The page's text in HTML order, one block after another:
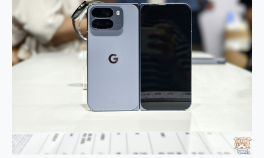
超驚艷 讓人一眼就愛上 LENOVO 聯想 Yoga Book 9 14吋 AI輕薄筆電 開箱 評測
DJI Osmo Pocket 3 爽爽帶回家 歡慶 EaseUS 21 週年到來，「Slogan 海報徵稿活動」好康大放送
會走動的冷暖氣 SONY REON POCKET PRO 穿戴式智慧冷暖調溫裝置 開箱 評測